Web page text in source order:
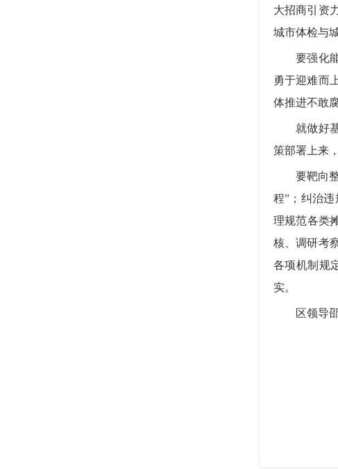
大招商引资
城市体检与
要强化能
勇于迎难而
体推进不敢
就做好基
策部署上来
要靶向整
程”；纠治
理规范各类
核、调研考
各项机制规
实。
区领导邵